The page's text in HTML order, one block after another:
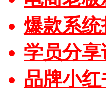
爆款系统
学员分享
品牌小